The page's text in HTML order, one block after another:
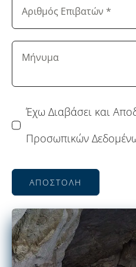
Έχω Διαβάσει και
Προσωπικών
ΑΠΟΣΤΟΛΉ